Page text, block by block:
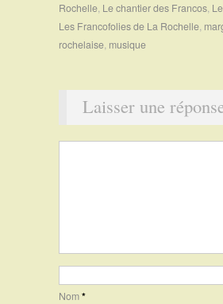
Rochelle, Le chantier des Francos,
Les Francofolies de La Rochelle,
rochelaise, musique
Laisser une
Nom*